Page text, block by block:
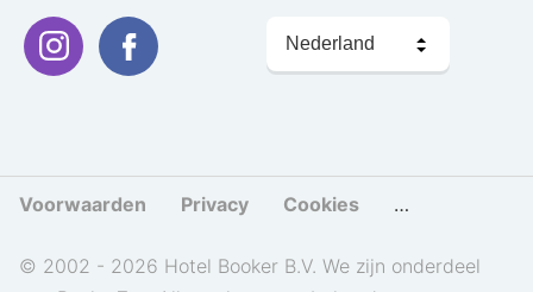
kiezen
Voorwaarden Privacy Cookies Cookies
© 2002 - 2026 Hotel Booker B.V. We zijn onderdeel